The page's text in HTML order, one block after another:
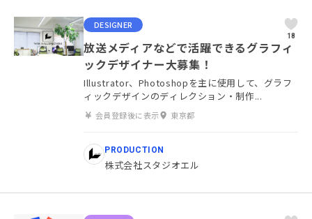
DESIGNER
18
放送メディアなどで活躍できるグラフィ
ックデザイナー大募集！
Illustrator、Photoshopを主に使用して、グラフ
ィックデザインのディレクション・制作...
会員登録後に表示 東京都
PRODUCTION
株式会社スタジオエル